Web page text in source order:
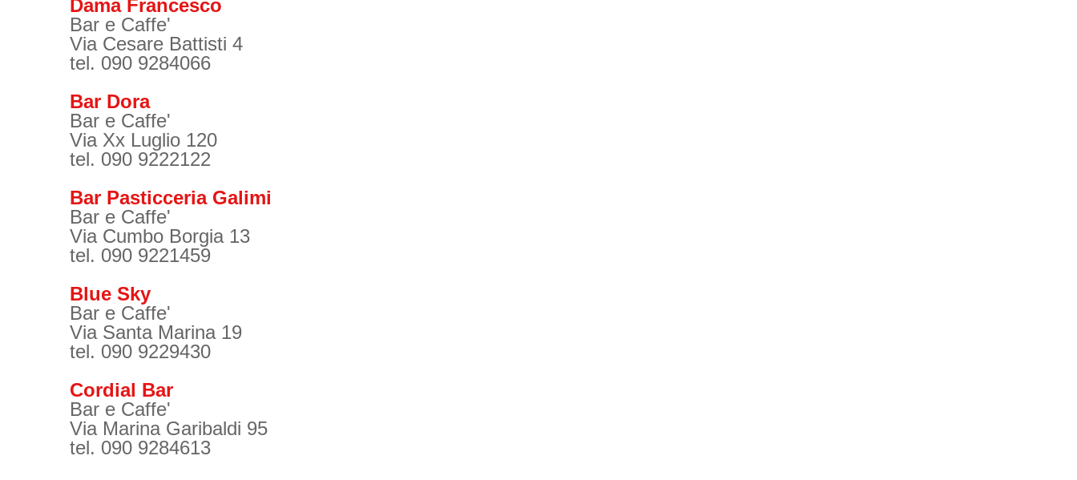
Dama Francesco
Bar e Caffe'
Via Cesare Battisti 4
tel. 090 9284066
Bar Dora
Bar e Caffe'
Via Xx Luglio 120
tel. 090 9222122
Bar Pasticceria Galimi
Bar e Caffe'
Via Cumbo Borgia 13
tel. 090 9221459
Blue Sky
Bar e Caffe'
Via Santa Marina 19
tel. 090 9229430
Cordial Bar
Bar e Caffe'
Via Marina Garibaldi 95
tel. 090 9284613